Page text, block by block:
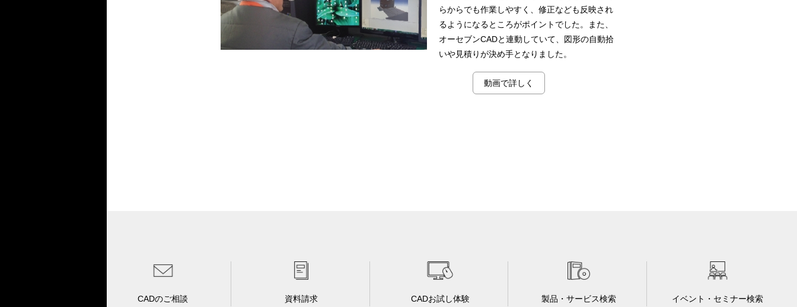
らからでも作業しやすく、修正なども反映され
るようになるところがポイントでした。また、
オーセブンCADと連動していて、図形の自動拾
いや見積りが決め手となりました。
動画で詳しく
CADのご相談 資料請求 CADお試し体験 製品・サービス検索 イベント・セミナー検索